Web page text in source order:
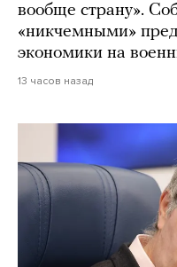
вообще страну».
«никчемными»
экономики на
13 часов назад